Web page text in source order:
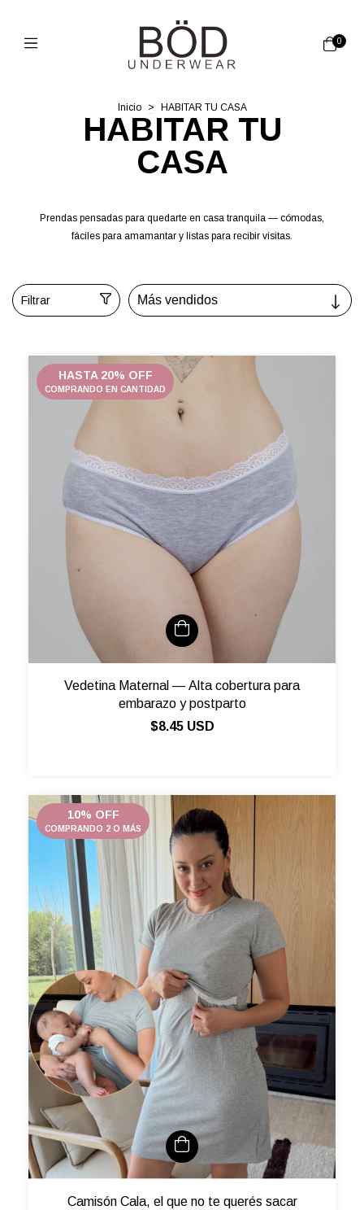
0
Inicio > HABITAR TU CASA
HABITAR TU
CASA
Prendas pensadas para quedarte en casa tranquila — cómodas,
fáciles para amamantar y listas para recibir visitas.
Filtrar
HASTA 20% OFF
COMPRANDO EN CANTIDAD
Vedetina Maternal — Alta cobertura para
embarazo y postparto
$8.45 USD
10% OFF
COMPRANDO 2 O MÁS
Camisón Cala, el que no te querés sacar